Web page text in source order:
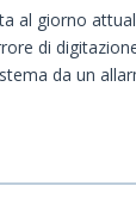
al giorno
di
da un